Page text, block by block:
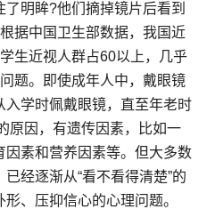
明眸?他们摘掉镜片后看到
据中国卫生部数据，我国近
生近视人群占60以上，几乎
题。即使成年人中，戴眼镜
学时佩戴眼镜，直至年老时
因，有遗传因素，比如一
素和营养因素等。但大多数
经逐渐从“看不看得清楚”的
、压抑信心的心理问题。